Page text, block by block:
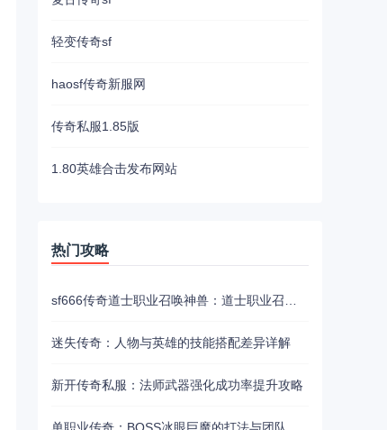
轻变传奇sf
haosf传奇新服网
传奇私服1.85版
1.80英雄合击发布网站
热门攻略
迷失传奇：人物与英雄的技能搭配差异详解
新开传奇私服：法师武器强化成功率提升攻略